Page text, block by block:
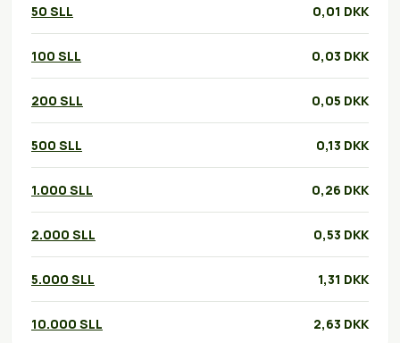
50 SLL 0,01 DKK
100 SLL 0,03 DKK
200 SLL 0,05 DKK
500 SLL 0,13 DKK
1.000 SLL 0,26 DKK
2.000 SLL 0,53 DKK
5.000 SLL 1,31 DKK
10.000 SLL 2,63 DKK